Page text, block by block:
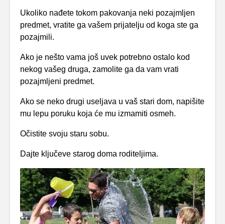
Ukoliko nađete tokom pakovanja neki pozajmljen
predmet, vratite ga vašem prijatelju od koga ste ga
pozajmili.
Ako je nešto vama još uvek potrebno ostalo kod
nekog vašeg druga, zamolite ga da vam vrati
pozajmljeni predmet.
Ako se neko drugi useljava u vaš stari dom, napišite
mu lepu poruku koja će mu izmamiti osmeh.
Očistite svoju staru sobu.
Dajte ključeve starog doma roditeljima.